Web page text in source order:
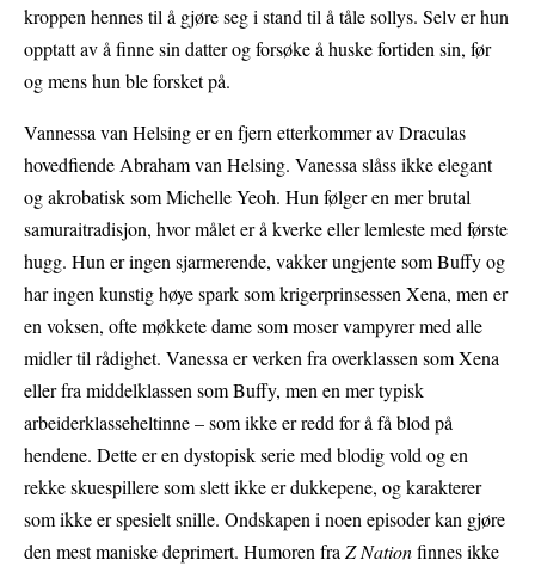
kroppen hennes til å gjøre seg i stand til å tåle sollys. Selv er hun
opptatt av å finne sin datter og forsøke å huske fortiden sin, før
og mens hun ble forsket på.
Vannessa van Helsing er en fjern etterkommer av Draculas
hovedfiende Abraham van Helsing. Vanessa slåss ikke elegant
og akrobatisk som Michelle Yeoh. Hun følger en mer brutal
samuraitradisjon, hvor målet er å kverke eller lemleste med første
hugg. Hun er ingen sjarmerende, vakker ungjente som Buffy og
har ingen kunstig høye spark som krigerprinsessen Xena, men er
en voksen, ofte møkkete dame som moser vampyrer med alle
midler til rådighet. Vanessa er verken fra overklassen som Xena
eller fra middelklassen som Buffy, men en mer typisk
arbeiderklasseheltinne – som ikke er redd for å få blod på
hendene. Dette er en dystopisk serie med blodig vold og en
rekke skuespillere som slett ikke er dukkepene, og karakterer
som ikke er spesielt snille. Ondskapen i noen episoder kan gjøre
den mest maniske deprimert. Humoren fra Z Nationfinnes ikke